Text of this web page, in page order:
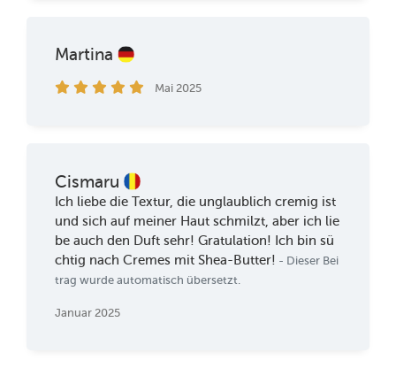
Martina
Mai 2025
Cismaru
Ich liebe die Textur, die unglaublich cremig ist
und sich auf meiner Haut schmilzt, aber ich lie
be auch den Duft sehr! Gratulation! Ich bin sü
chtig nach Cremes mit Shea-Butter! - Dieser Bei
trag wurde automatisch übersetzt.
Januar 2025